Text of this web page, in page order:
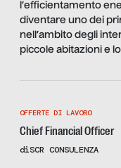
l’efficientamento
diventare uno dei
nell’ambito degli
piccole abitazioni e
OFFERTE DI LAVORO
Chief Financial Officer
diSCR CONSULENZA